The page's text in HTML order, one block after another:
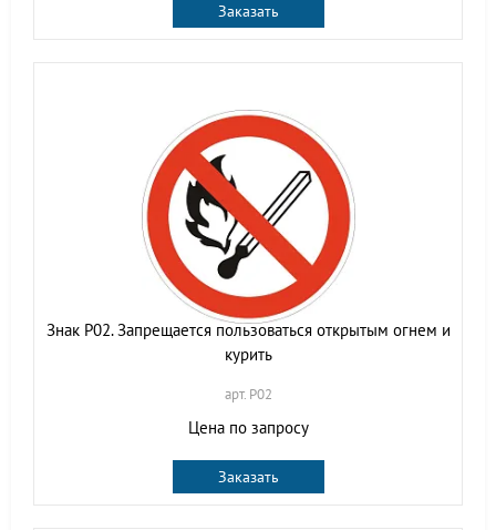
Заказать
Знак Р02. Запрещается пользоваться открытым огнем и
курить
арт. P02
Цена по запросу
Заказать